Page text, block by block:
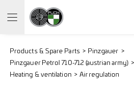
Products & Spare Parts
Pinzgauer
Pinzgauer Petrol 710-712 (austrian army)
Heating & ventilation
Air regulation